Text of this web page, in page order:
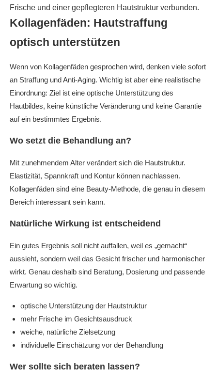
Frische und einer gepflegteren Hautstruktur verbunden.
Kollagenfäden: Hautstraffung
optisch unterstützen
Wenn von Kollagenfäden gesprochen wird, denken viele sofort
an Straffung und Anti-Aging. Wichtig ist aber eine realistische
Einordnung: Ziel ist eine optische Unterstützung des
Hautbildes, keine künstliche Veränderung und keine Garantie
auf ein bestimmtes Ergebnis.
Wo setzt die Behandlung an?
Mit zunehmendem Alter verändert sich die Hautstruktur.
Elastizität, Spannkraft und Kontur können nachlassen.
Kollagenfäden sind eine Beauty-Methode, die genau in diesem
Bereich interessant sein kann.
Natürliche Wirkung ist entscheidend
Ein gutes Ergebnis soll nicht auffallen, weil es „gemacht“
aussieht, sondern weil das Gesicht frischer und harmonischer
wirkt. Genau deshalb sind Beratung, Dosierung und passende
Erwartung so wichtig.
optische Unterstützung der Hautstruktur
mehr Frische im Gesichtsausdruck
weiche, natürliche Zielsetzung
individuelle Einschätzung vor der Behandlung
Wer sollte sich beraten lassen?